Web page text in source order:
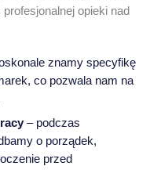
opieki nad
znamy specyfikę
co pozwala nam na
– podczas
o porządek,
przed